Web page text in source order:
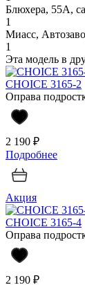
Блюхера, 55А,
1
Миасс,
1
Эта модель в
CHOICE 3165-2
Оправа
2 190 ₽
Подробнее
Акция
CHOICE 3165-4
Оправа
2 190 ₽